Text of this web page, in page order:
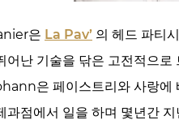
은 La Pav’ 의 헤드 파티
어난 기술을 닦은 고전적으
은 페이스트리와 사랑에
과점에서 일을 하며 몇년간